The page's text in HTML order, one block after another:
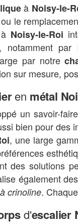
à Noisy-le-
le
à Noisy-le-Roi
, notamment par
par notre
sur mesure,
en métal
un savoir-
bien pour des
, une large
des solutions
également
crinoline.
d'escalier